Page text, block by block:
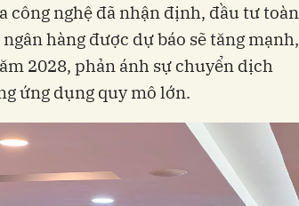
công nghệ đã nhận định, đầu tư toàn
hàng được dự báo sẽ tăng mạnh,
2028, phản ánh sự chuyển dịch
ứng dụng quy mô lớn.